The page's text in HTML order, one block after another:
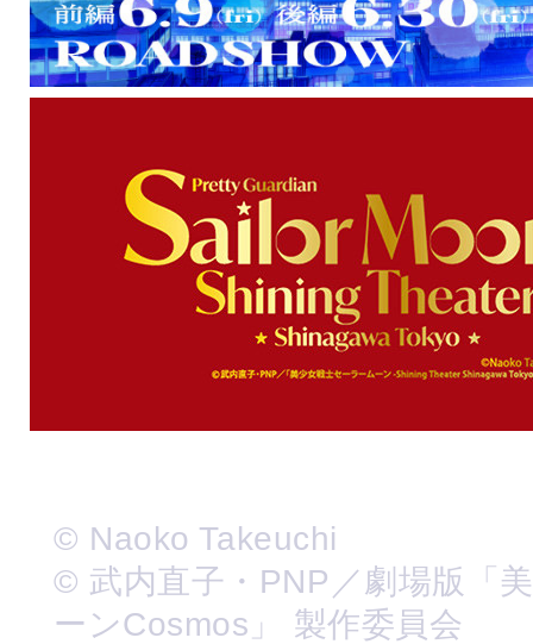
© Naoko Takeuchi
© 武内直子・PNP／劇場版「
ーンCosmos」 製作委員会